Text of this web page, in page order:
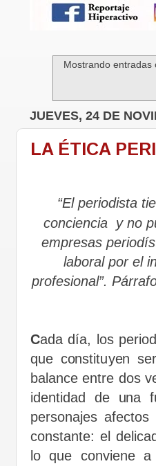
Mostrando
JUEVES, 24 DE
LA ÉTICA
“El periodista
conciencia y no
empresas
laboral por el
profesional”.
Cada día, los
que constituyen
balance entre dos
identidad de una
personajes
constante: el
lo que conviene